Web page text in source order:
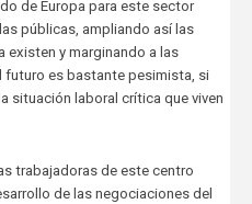
de Europa para este sector
públicas, ampliando así las
existen y marginando a las
futuro es bastante pesimista, si
situación laboral crítica que viven
trabajadoras de este centro
de las negociaciones del